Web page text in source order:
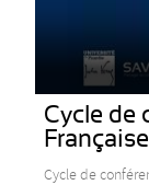
Cycle de
Cycle de